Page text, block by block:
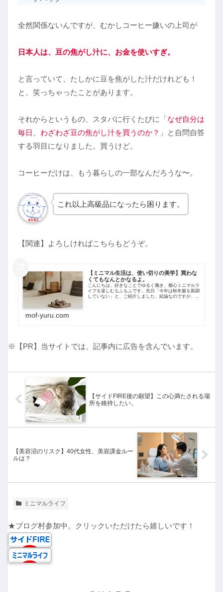
全然関係ないんですが、むかしコーヒー嫌いの上司が
日本人は、豆の焦がし汁に、 お金を使いすぎ。
と言っていて、たしかに豆を焦がした汁だけれども！
と、笑っちゃったことがあります。
それからというもの、スタバに行くたびに「なぜ自分は
毎日、わざわざ豆の焦がし汁を買うのか？ 」と自問自答
する羽目になりました。買うけど。
コーヒーだけは、もう暮らしの一部なんだろうな〜。
これ以上高級品になったら困ります。
【関連】よろしければこちらもどうぞ。
【ミニマル生活は、使い切りの美学】買わな
くてもなんとかなるよ。
こんにちは。好きなことでゆるく働き、都心ミニマルラ
イフを楽しむもふもふです。先日「今年は秋冬服を新調
していない」と、ご紹介しました。結論なのですが、部
mof-yuru.com
※【PR】当サイトでは、記事内に広告を含んでいます。
【サイドFIRE後の願望】この心満たされる場
所を維持したい。
【美容沼のリスク】40代女性、美容課金ルー
ルは？
ミニマルライフ
★ブログ村参加中。クリックいただけたら嬉しいです！